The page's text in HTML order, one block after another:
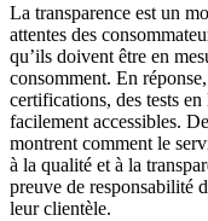
La transparence est un
attentes des
qu’ils doivent être en
consomment. En
certifications, des tests
facilement accessibles.
montrent comment le
à la qualité et à la
preuve de responsabilité
leur clientèle.